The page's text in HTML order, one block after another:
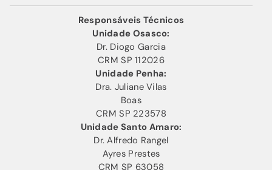
Responsáveis Técnicos
Unidade Osasco:
Dr. Diogo Garcia
CRM SP 112026
Unidade Penha:
Dra. Juliane Vilas
Boas
CRM SP 223578
Unidade Santo Amaro:
Dr. Alfredo Rangel
Ayres Prestes
CRM SP 63058